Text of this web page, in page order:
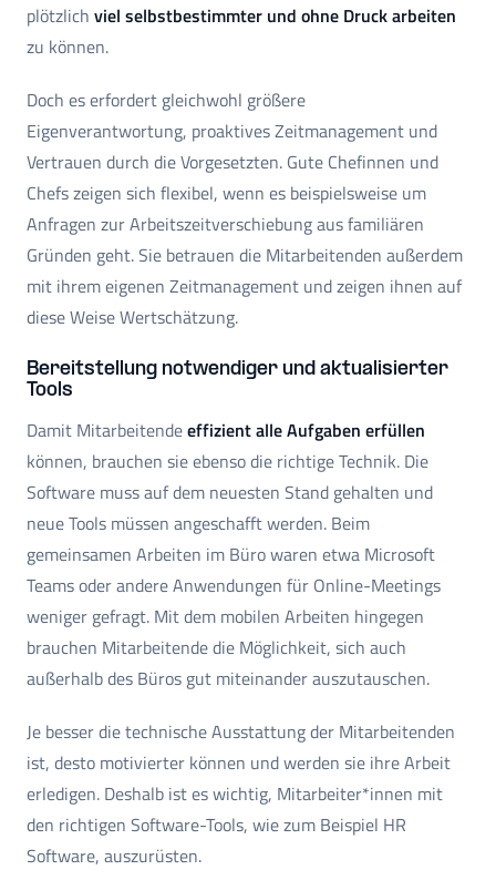
plötzlich viel selbstbestimmter und ohne Druck arbeiten
zu können.
Doch es erfordert gleichwohl größere
Eigenverantwortung, proaktives Zeitmanagement und
Vertrauen durch die Vorgesetzten. Gute Chefinnen und
Chefs zeigen sich flexibel, wenn es beispielsweise um
Anfragen zur Arbeitszeitverschiebung aus familiären
Gründen geht. Sie betrauen die Mitarbeitenden außerdem
mit ihrem eigenen Zeitmanagement und zeigen ihnen auf
diese Weise Wertschätzung.
Bereitstellung notwendiger und aktualisierter
Tools
Damit Mitarbeitendeeffizient alle Aufgaben erfüllen
können, brauchen sie ebenso die richtige Technik. Die
Software muss auf dem neuesten Stand gehalten und
neue Tools müssen angeschafft werden. Beim
gemeinsamen Arbeiten im Büro waren etwa Microsoft
Teams oder andere Anwendungen für Online-Meetings
weniger gefragt. Mit dem mobilen Arbeiten hingegen
brauchen Mitarbeitende die Möglichkeit, sich auch
außerhalb des Büros gut miteinander auszutauschen.
Je besser die technische Ausstattung der Mitarbeitenden
ist, desto motivierter können und werden sie ihre Arbeit
erledigen. Deshalb ist es wichtig, Mitarbeiter*innen mit
den richtigen Software-Tools, wie zum Beispiel HR
Software, auszurüsten.